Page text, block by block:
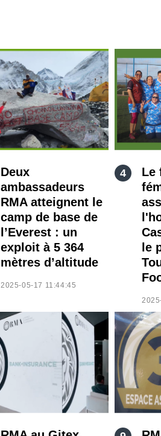
Deux
ambassadeurs
RMA atteignent le
camp de base de
l’Everest : un
exploit à 5 364
mètres d’altitude
2025-05-17 11:44:45
Le
le